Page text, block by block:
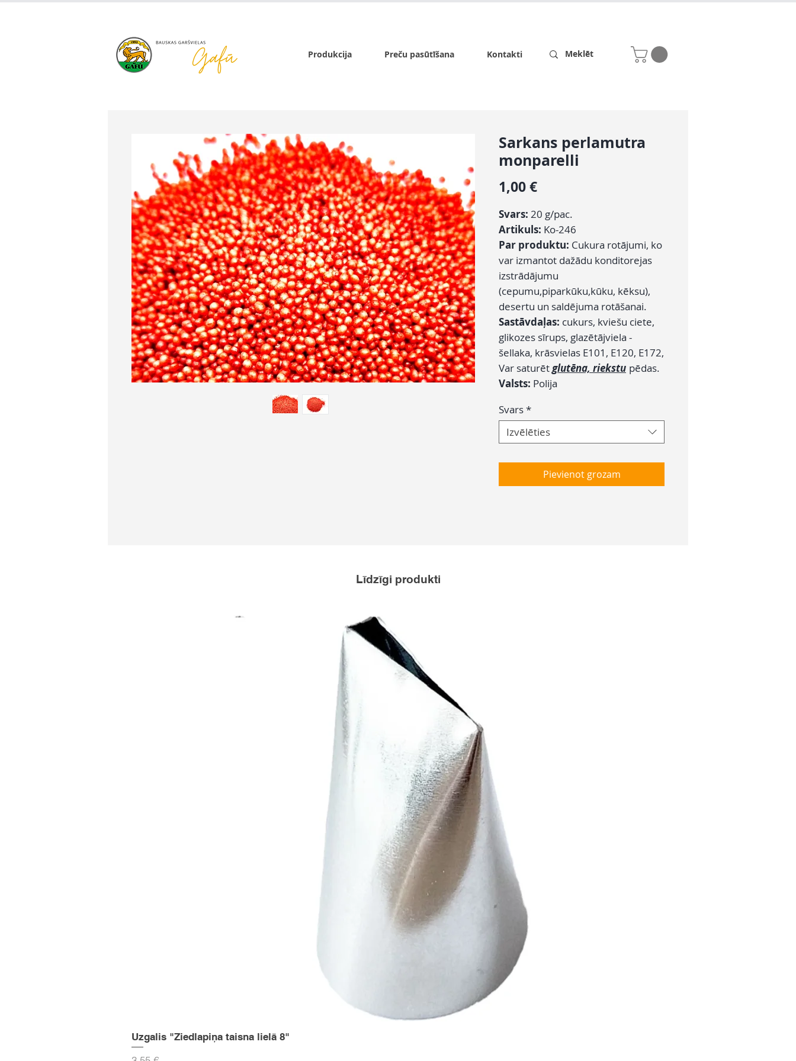
Produkcija Preču pasūtīšana Kontakti
Sarkans perlamutra
monparelli
1,00 €Cena
Svars: 20 g/pac.
Artikuls: Ko-246
Par produktu: Cukura rotājumi, ko
var izmantot dažādu konditorejas
izstrādājumu
(cepumu,piparkūku,kūku, kēksu),
desertu un saldējuma rotāšanai.
Sastāvdaļas: cukurs, kviešu ciete,
glikozes sīrups, glazētājviela -
šellaka, krāsvielas E101, E120, E172,
Var saturētglutēna, riekstu pēdas.
Valsts: Polija
Svars*
Izvēlēties
Pievienot grozam
Līdzīgi produkti
Uzgalis "Ziedlapiņa taisna lielā 8"